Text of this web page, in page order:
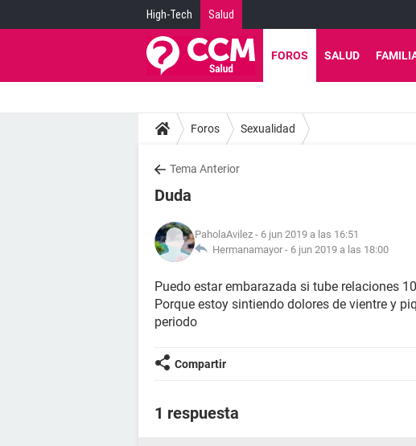
High-Tech Salud
FOROS SALUD
Foros Sexualidad
Tema Anterior
Duda
PaholaAvilez - 6 jun 2019 a las 16:51
Hermanamayor - 6 jun 2019 a las 18:00
Puedo estar embarazada si tube relaciones
Porque estoy sintiendo dolores de vientre y
periodo
Compartir
1 respuesta